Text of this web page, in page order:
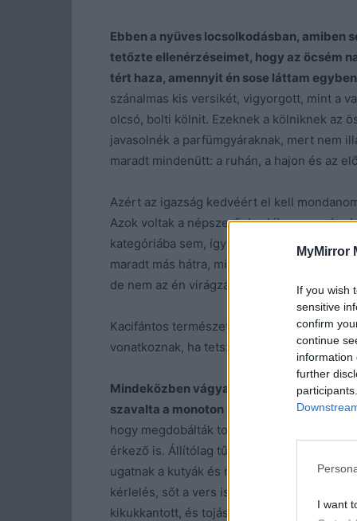
MyMirror
If you wish
sensitive
confirm
continue
information
further
I want
Ebben a nyüves locsolkodásban, amiben
tetőzte ellenérzéseimet, hogy az öcsém
tért haza, amennyit én sose láttam
szánalmas kis versikét, vigyorgott, mint a
olcsó, bolti kölnit. Ezeknek a kölniknek az
javasolnék a parfümgyáraknak, mert nem
maradt mindenütt: a ruhán, a hajon és az
Azért az igazság kedvéért el kell
Azok voltak a népszerűek, akik vagy
kategóriába sem, így olyan fiúk érkeztek,
maradt más hátra, mint szigorú apámhoz
de nem az én virágzásomat féltette,
Kacifántos természete volt, de azt ő is jól
vonatkoznak, ha tetszik, ha nem.
Mindeközben vágyakozva gondoltam az
szavalta a monoton sorokat, és gyűrte a
hogy megdobálták tojással. Méghozzá a
érkező is. Állítólag tűkön ülve várta, mert
ugatnak a kutyák és nyílik a kapu, bebújt a
kérlelés, sőt a vers is elhangzott egy
kikukkantott, és tojást hajított a meglepett